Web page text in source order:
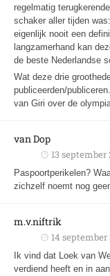
regelmatig
schaker aller tijden
eigenlijk nooit een
langzamerhand kan
de beste Nederlandse
Wat deze drie
publiceerden/
van Giri over de
van Dop
13 september
Paspoortperikelen?
zichzelf noemt nog
m.v.niftrik
14 september
Ik vind dat Loek van
verdiend heeft en in